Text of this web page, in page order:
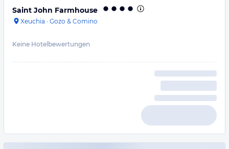
Saint John Farmhouse
Xeuchia · Gozo & Comino
Keine Hotelbewertungen